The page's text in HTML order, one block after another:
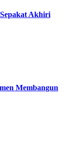
Akhiri
Membangun